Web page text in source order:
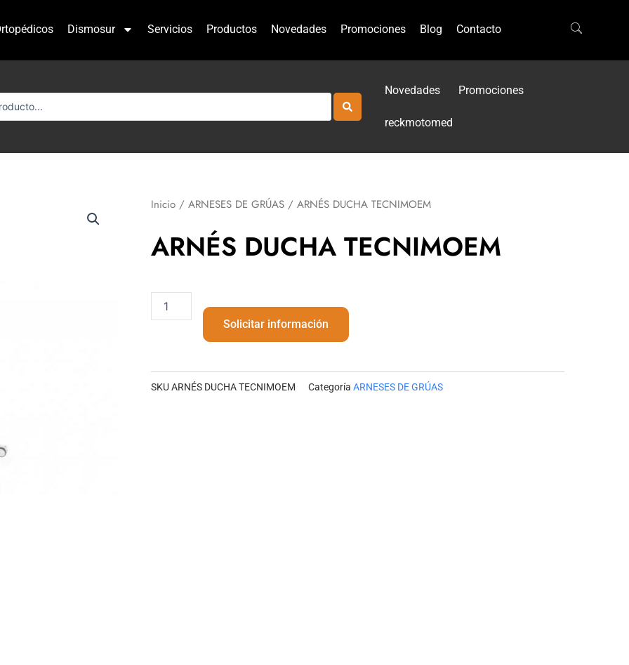
Dismosur Servicios Productos Novedades Promociones Blog Contacto
Novedades Promociones
reckmotomed
Inicio/ ARNESES DE GRÚAS/ ARNÉS DUCHA TECNIMOEM
ARNÉS DUCHA TECNIMOEM
DUCHA
Solicitar información
SKUARNÉS DUCHA TECNIMOEM Categoría ARNESES DE GRÚAS